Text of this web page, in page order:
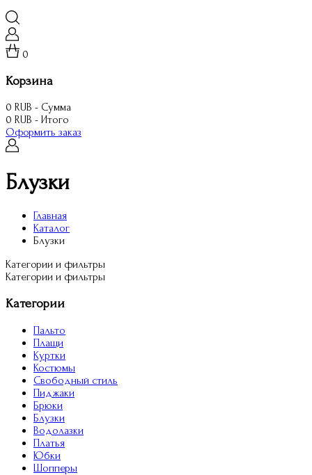
0
Корзина
0 RUB - Сумма
0 RUB - Итого
Оформить заказ
Блузки
Главная
Каталог
Блузки
Категории и фильтры
Категории и фильтры
Категории
Пальто
Плащи
Куртки
Костюмы
Свободный стиль
Пиджаки
Брюки
Блузки
Водолазки
Платья
Юбки
Шопперы